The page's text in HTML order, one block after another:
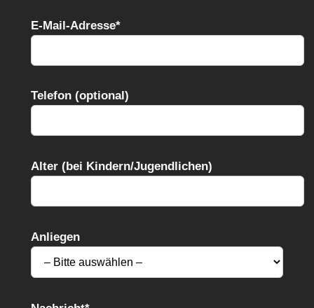
E-Mail-Adresse*
Telefon (optional)
Alter (bei Kindern/Jugendlichen)
Anliegen